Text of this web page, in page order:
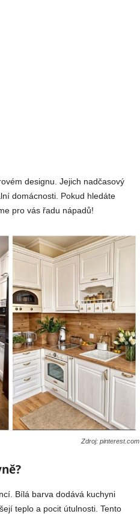
designu. Jejich nadčasový
domácnosti. Pokud hledáte
pro vás řadu nápadů!
Zdroj: pinterest.com
Bílá barva dodává kuchyni
teplo a pocit útulnosti. Tento